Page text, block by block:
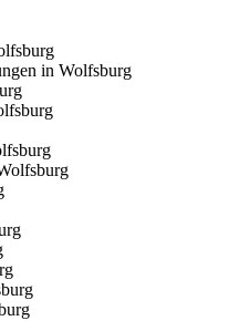
in Wolfsburg